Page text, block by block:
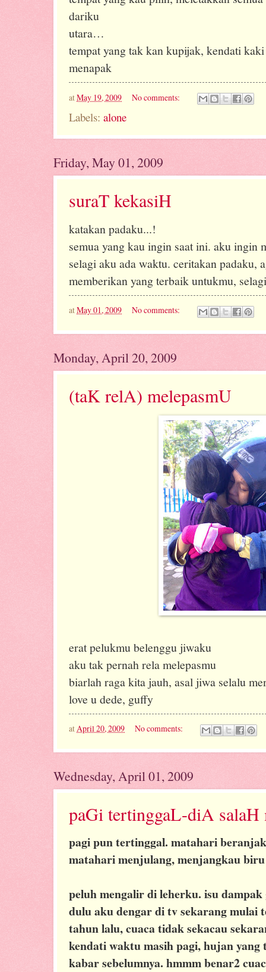
dariku
utara…
tempat yang tak kan kupijak, kendati
menapak
atMay 19, 2009 No comments:
Labels: alone
Friday, May 01, 2009
suraT kekasiH
katakan padaku...!
semua yang kau ingin saat ini. aku ingin
selagi aku ada waktu. ceritakan padaku,
memberikan yang terbaik untukmu,
atMay 01, 2009 No comments:
Monday, April 20, 2009
(taK relA) melepasmU
erat pelukmu belenggu jiwaku
aku tak pernah rela melepasmu
biarlah raga kita jauh, asal jiwa selalu
love u dede, guffy
atApril 20, 2009 No comments:
Wednesday, April 01, 2009
paGi tertinggaL-diA
pagi pun tertinggal. matahari
matahari menjulang, menjangkau
peluh mengalir di leherku. isu
dulu aku dengar di tv sekarang mulai
tahun lalu, cuaca tidak sekacau
kendati waktu masih pagi, hujan
kabar sebelumnya. hmmm benar2